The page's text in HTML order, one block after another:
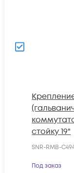
стойку 19"
SNR-RMB-
Под заказ